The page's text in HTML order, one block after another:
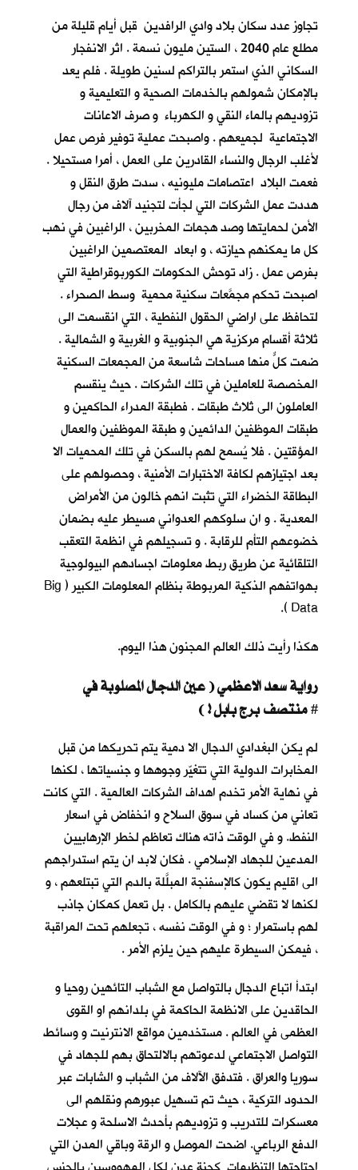
تجاوز عدد سكان بلاد وادي الرافدين قبل أيام قليلة من
مطلع عام 2040 ، الستين مليون نسمة . اثر الانفجار
السكاني الذي استمر بالتراكم لسنين طويلة . فلم يعد
بالإمكان شمولهم بالخدمات الصحية و التعليمية و
تزوديهم بالماء النقي و الكهرباء و صرف الاعانات
الاجتماعية لجميعهم . واصبحت عملية توفير فرص عمل
لأغلب الرجال والنساء القادرين على العمل ، أمرا مستحيلا .
فعمت البلاد اعتصامات مليونيه ، سدت طرق النقل و
هددت عمل الشركات التي لجأت لتجنيد آلاف من رجال
الأمن لحمايتها وصد هجمات المخربين ، الراغبين في نهب
كل ما يمكنهم حيازته ، و ابعاد المعتصمين الراغبين
بفرص عمل . زاد توحش الحكومات الكوربوقراطية التي
اصبحت تحكم مجمَّعات سكنية محمية وسط الصحراء .
لتحافظ على اراضي الحقول النفطية ، التي انقسمت الى
ثلاثة أقسام مركزية هي الجنوبية و الغربية و الشمالية .
ضمت كلٌّ منها مساحات شاسعة من المجمعات السكنية
المخصصة للعاملين في تلك الشركات . حيث ينقسم
العاملون الى ثلاث طبقات . فطبقة المدراء الحاكمين و
طبقات الموظفين الدائمين و طبقة الموظفين والعمال
المؤقتين . فلا يُسمح لهم بالسكن في تلك المحميات الا
بعد اجتيازهم لكافة الاختبارات الأمنية ، وحصولهم على
البطاقة الخضراء التي تثبت انهم خالون من الأمراض
المعدية . و ان سلوكهم العدواني مسيطر عليه بضمان
خضوعهم التأم للرقابة . و تسجيلهم في انظمة التعقب
التلقائية عن طريق ربط معلومات اجسادهم البيولوجية
بهواتفهم الذكية المربوطة بنظام المعلومات الكبير ( Big
Data ).
هكذا رأيت ذلك العالم المجنون هذا اليوم.
رواية سعد الاعظمي ( عين الدجال المصلوبة في
#
لم يكن البغدادي الدجال الا دمية يتم تحريكها من قبل
المخابرات الدولية التي تتغيّر وجوهها و جنسياتها ، لكنها
في نهاية الأمر تخدم اهداف الشركات العالمية . التي كانت
تعاني من كساد في سوق السلاح و انخفاض في اسعار
النفط. و في الوقت ذاته هناك تعاظم لخطر الإرهابيين
المدعين للجهاد الإسلامي . فكان لابد ان يتم استدراجهم
الى اقليم يكون كالإسفنجة المبلَّلة بالدم التي تبتلعهم ، و
لكنها لا تقضي عليهم بالكامل . بل تعمل كمكان جاذب
لهم باستمرار ؛ و في الوقت نفسه ، تجعلهم تحت المراقبة
، فيمكن السيطرة عليهم حين يلزم الأمر .
ابتدأ اتباع الدجال بالتواصل مع الشباب التائهين روحيا و
الحاقدين على الانظمة الحاكمة في بلدانهم او القوى
العظمى في العالم . مستخدمين مواقع الانترنيت و وسائط
التواصل الاجتماعي لدعوتهم بالالتحاق بهم للجهاد في
سوريا والعراق . فتدفق الآلاف من الشباب و الشابات عبر
الحدود التركية ، حيث تم تسهيل عبورهم ونقلهم الى
معسكرات للتدريب و تزوديهم بأحدث الاسلحة و عجلات
الدفع الرباعي. اضحت الموصل و الرقة وباقي المدن التي